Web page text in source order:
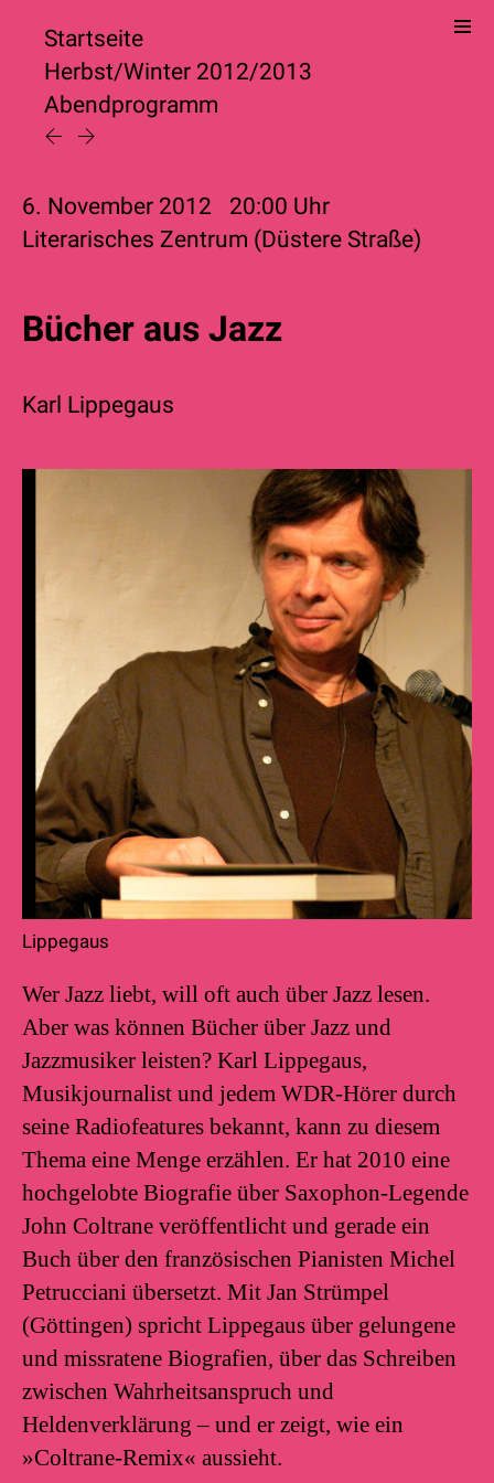
Startseite
Herbst/Winter 2012/2013
Abendprogramm
6. November 2012 20:00 Uhr
Literarisches Zentrum (Düstere Straße)
Bücher aus Jazz
Karl Lippegaus
Lippegaus
Wer Jazz liebt, will oft auch über Jazz lesen.
Aber was können Bücher über Jazz und
Jazzmusiker leisten? Karl Lippegaus,
Musikjournalist und jedem WDR-Hörer durch
seine Radiofeatures bekannt, kann zu diesem
Thema eine Menge erzählen. Er hat 2010 eine
hochgelobte Biografie über Saxophon-Legende
John Coltrane veröffentlicht und gerade ein
Buch über den französischen Pianisten Michel
Petrucciani übersetzt. Mit Jan Strümpel
(Göttingen) spricht Lippegaus über gelungene
und missratene Biografien, über das Schreiben
zwischen Wahrheitsanspruch und
Heldenverklärung – und er zeigt, wie ein
»Coltrane-Remix« aussieht.